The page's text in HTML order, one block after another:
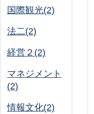
国際観光(2)
法二(2)
経営２(2)
マネジメント
(2)
情報文化(2)